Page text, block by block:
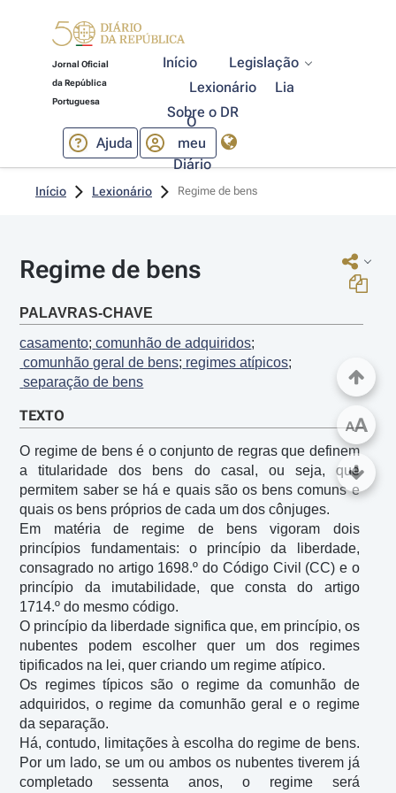
Jornal Oficial
da República
Portuguesa
Início
Legislação
Lexionário
Lia
Sobre o DR
Ajuda
O
meu
Diário
Início Lexionário Regime de bens
Regime de bens
PALAVRAS-CHAVE
casamento; comunhão de adquiridos;
comunhão geral de bens; regimes atípicos;
separação de bens
TEXTO
O regime de bens é o conjunto de regras que definem
a titularidade dos bens do casal, ou seja, que
permitem saber se há e quais são os bens comuns e
quais os bens próprios de cada um dos cônjuges.
Em matéria de regime de bens vigoram dois
princípios fundamentais: o princípio da liberdade,
consagrado no artigo 1698.º do Código Civil (CC) e o
princípio da imutabilidade, que consta do artigo
1714.º do mesmo código.
O princípio da liberdade significa que, em princípio, os
nubentes podem escolher quer um dos regimes
tipificados na lei, quer criando um regime atípico.
Os regimes típicos são o regime da comunhão de
adquiridos, o regime da comunhão geral e o regime
da separação.
Há, contudo, limitações à escolha do regime de bens.
Por um lado, se um ou ambos os nubentes tiverem já
completado sessenta anos, o regime será
AA